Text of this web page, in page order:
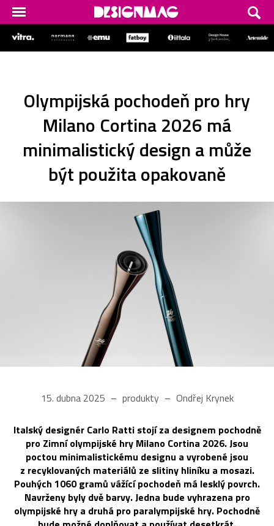
Olympijská pochodeň pro hry
Milano Cortina 2026 má
minimalistický design a může
být použita opakovaně
15. dubna 2025 produkty Ondřej Krynek
Italský designér Carlo Ratti stojí za designem pochodně
pro Zimní olympijské hry Milano Cortina 2026. Jsou
poctou minimalistickému designu a vyrobené jsou
z recyklovaných materiálů ze slitiny hliníku a mosazi.
Pouhých 1060 gramů vážící pochodeň má lesklý povrch.
Navrženy byly dvě barvy. Jedna bude vyhrazena pro
olympijské hry a druhá pro paralympijské hry. Pochodně